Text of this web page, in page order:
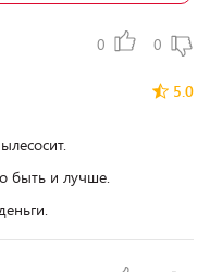
0 0
5.0
быть и лучше.